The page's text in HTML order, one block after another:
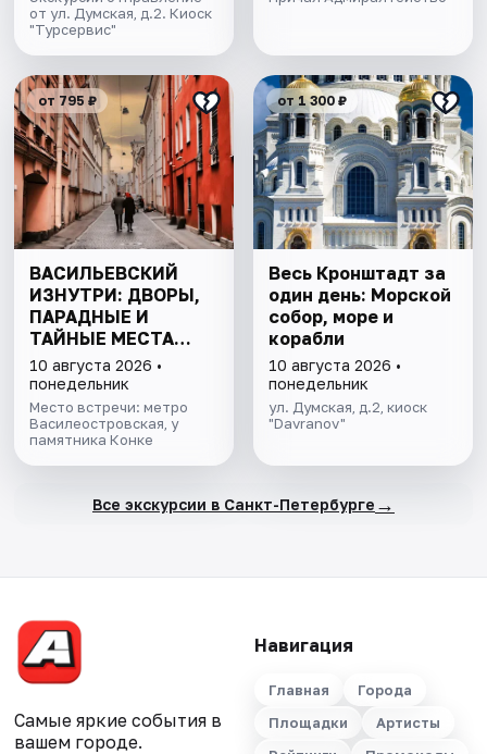
от ул. Думская, д.2. Киоск
"Турсервис"
от 795 ₽
ВАСИЛЬЕВСКИЙ
ИЗНУТРИ: ДВОРЫ,
ПАРАДНЫЕ И
ТАЙНЫЕ МЕСТА
ОСТРОВА
10 августа 2026 •
понедельник
Место встречи: метро
Василеостровская, у
памятника Конке
от 1 300 ₽
Весь Кронштадт за
один день: Морской
собор, море и
корабли
10 августа 2026 •
понедельник
ул. Думская, д.2, киоск
"Davranov"
Все экскурсии в Санкт-Петербурге →
Самые яркие события в
вашем городе.
Навигация
Главная
Города
Площадки
Артисты